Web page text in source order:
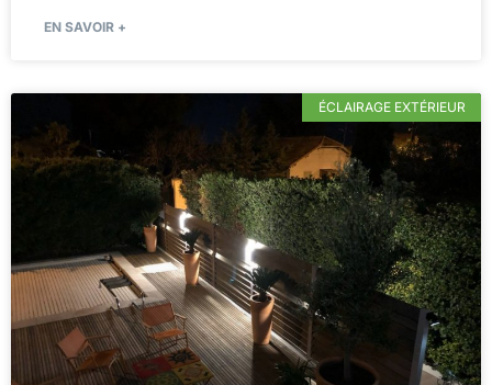
EN SAVOIR +
ÉCLAIRAGE EXTÉRIEUR